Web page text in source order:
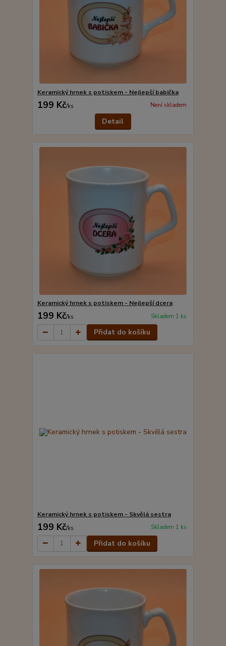
Keramický hrnek s potiskem - Nejlepší babička
199 Kč/ks Není skladem
Detail
Keramický hrnek s potiskem - Nejlepší dcera
199 Kč/ks Skladem 1 ks
Přidat do košíku
Keramický hrnek s potiskem - Skvělá sestra
199 Kč/ks Skladem 1 ks
Přidat do košíku